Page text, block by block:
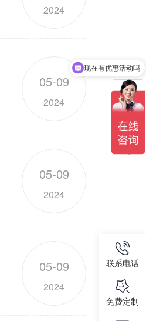
2024
05-09
2024
05-09
2024
05-09
2024
联系电话
免费定制
可以介绍下你们的产品么
现在有优惠活动吗